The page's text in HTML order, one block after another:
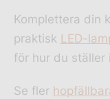
Komplettera din
praktisk LED-
för hur du ställer
Se fler